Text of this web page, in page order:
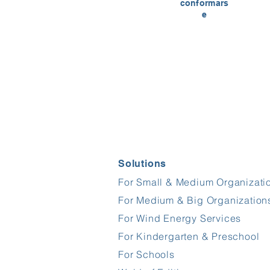
conformars
e
Solutions
For Small & Medium
For Medium & Big
For Wind Energy Services
For Kindergarten & Preschool
For Schools